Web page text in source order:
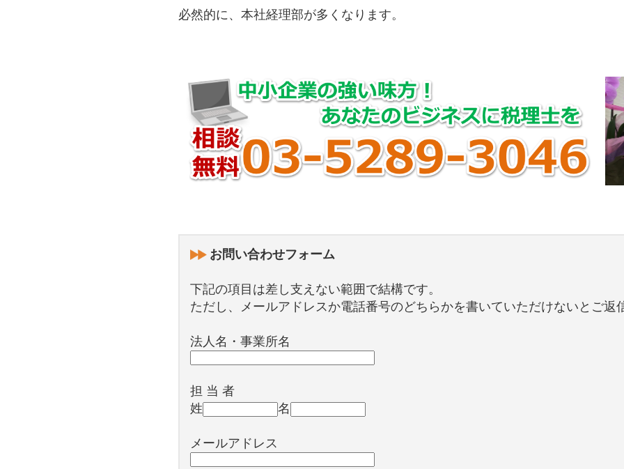
必然的に、本社経理部が多くなります。
お問い合わせフォーム
下記の項目は差し支えない範囲で結構です。
ただし、メールアドレスか電話番号のどちらかを書いていただけないとご返
法人名・事業所名
担 当 者
姓
名
メールアドレス